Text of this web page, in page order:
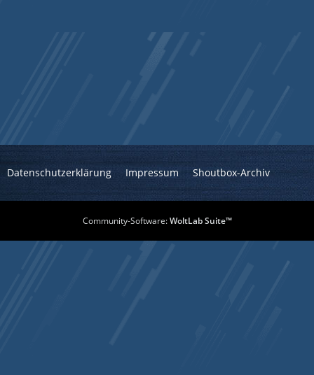
Datenschutzerklärung Impressum Shoutbox-Archiv
Community-Software:WoltLab Suite™